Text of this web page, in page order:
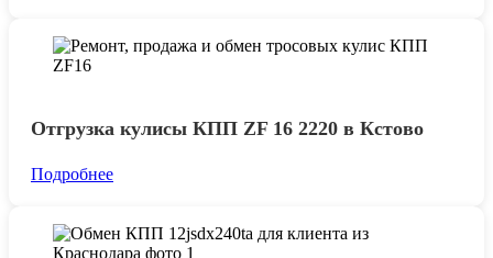
Отгрузка кулисы КПП ZF 16 2220 в Кстово
Подробнее